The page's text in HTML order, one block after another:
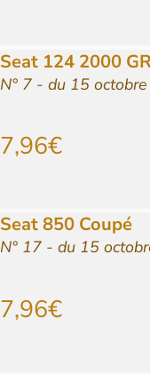
Seat 124 2000
N° 7 - du 15
7,96€
Seat 850 Coupé
N° 17 - du 15
7,96€